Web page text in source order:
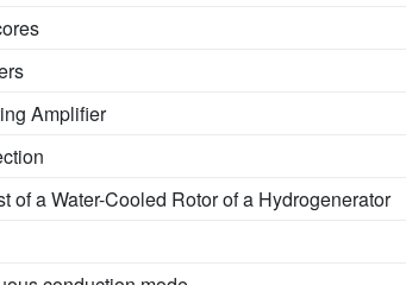
Amplifier
of a Water-Cooled Rotor of a Hydrogenerator